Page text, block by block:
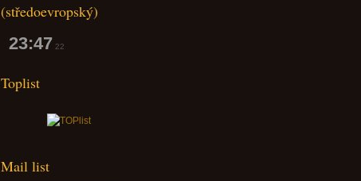
(středoevropský)
23:47 23
Toplist
Mail list